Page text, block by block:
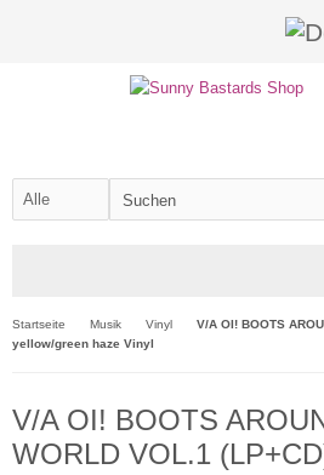
Startseite Musik Vinyl
V/A OI! BOOTS
yellow/green haze Vinyl
V/A OI! BOOTS
WORLD VOL.1